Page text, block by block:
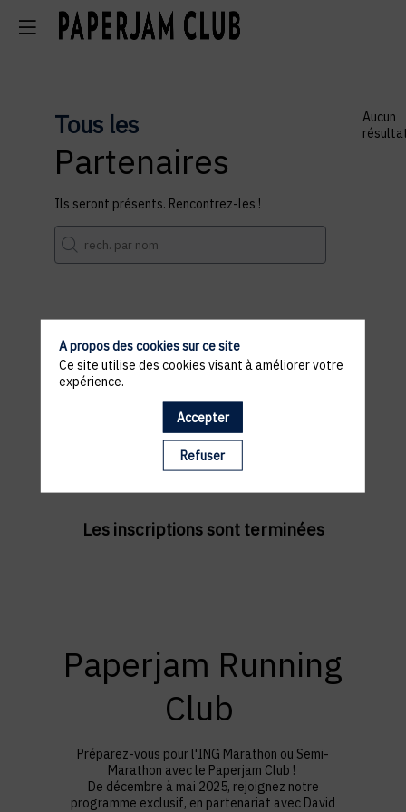
Tous les
Partenaires
Ils seront présents. Rencontrez-les !
Aucun
Les inscriptions sont terminées
Les inscriptions sont terminées
Paperjam Running
Club
Préparez-vous pour l'ING Marathon ou Semi-
Marathon avec le Paperjam Club !
De décembre à mai 2025, rejoignez notre
programme exclusif, en partenariat avec David
A propos des cookies sur ce site
Ce site utilise des cookies visant à améliorer votre
expérience.
Accepter
Refuser